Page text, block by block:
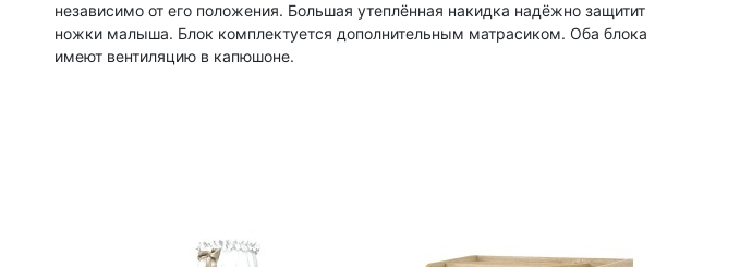
независимо от его положения. Большая утеплённая накидка надёжно защитит
ножки малыша. Блок комплектуется дополнительным матрасиком. Оба блока
имеют вентиляцию в капюшоне.